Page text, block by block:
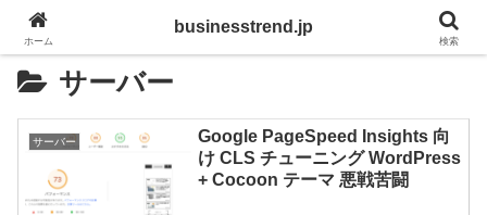
サーバー
サーバー
Google PageSpeed Insights 向
け CLS チューニング WordPress
+ Cocoon テーマ 悪戦苦闘
ホーム
businesstrend.jp
検索